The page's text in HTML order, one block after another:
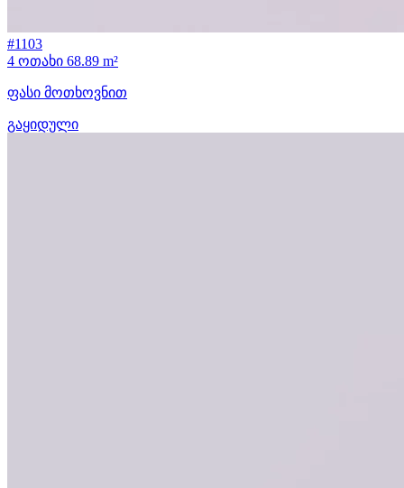
#1103
4 ოთახი 68.89 m²
ფასი მოთხოვნით
გაყიდული